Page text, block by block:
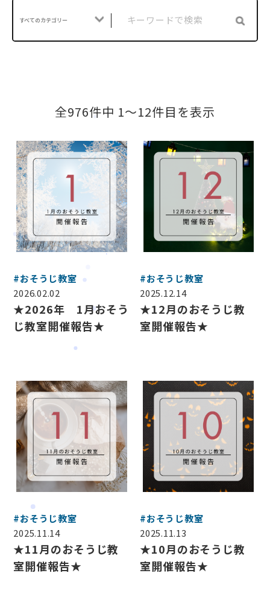
サービス案内
CSR活動
採用情報
すべてのカテゴリー
全976件中 1〜12件目を表示
#おそうじ教室
2026.02.02
★2026年 1月おそう
じ教室開催報告★
#おそうじ教室
2025.12.14
★12月のおそうじ教
室開催報告★
#おそうじ教室
2025.11.14
★11月のおそうじ教
室開催報告★
#おそうじ教室
2025.11.13
★10月のおそうじ教
室開催報告★